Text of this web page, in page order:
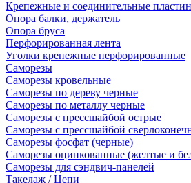
Крепежные и соединительные
Опора балки, держатель
Опора бруса
Перфорированная лента
Уголки крепежные перфорированные
Саморезы
Саморезы кровельные
Саморезы по дереву черные
Саморезы по металлу черные
Саморезы с прессшайбой острые
Саморезы с прессшайбой
Саморезы фосфат (черные)
Саморезы оцинкованные (желтые и
Саморезы для сэндвич-панелей
Такелаж / Цепи